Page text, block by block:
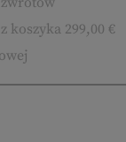
z koszyka 299,00 €